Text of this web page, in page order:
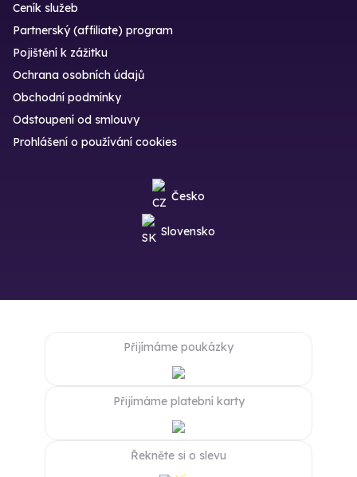
Ceník služeb
Partnerský (affiliate) program
Pojištění k zážitku
Ochrana osobních údajů
Obchodní podmínky
Odstoupení od smlouvy
Prohlášení o používání cookies
Česko
Slovensko
Přijímáme poukázky
Přijímáme platební karty
Řekněte si o slevu